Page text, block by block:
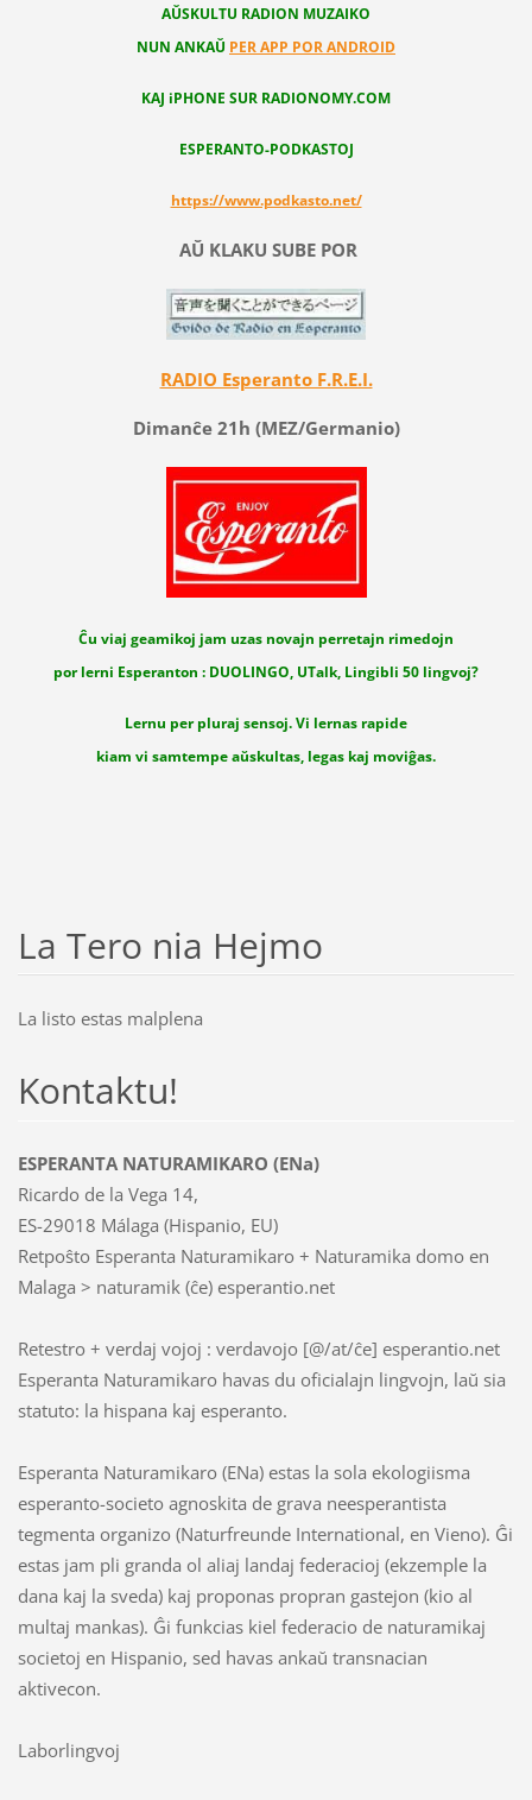
AŬSKULTU RADION MUZAIKO
NUN ANKAŬ PER APP POR ANDROID
KAJ iPHONE SUR RADIONOMY.COM
ESPERANTO-PODKASTOJ
https://www.podkasto.net/
AŬ KLAKU SUBE POR
RADIO Esperanto F.R.E.I.
Dimanĉe 21h (MEZ/Germanio)
Ĉu viaj geamikoj jam uzas novajn perretajn rimedojn
por lerni Esperanton : DUOLINGO, UTalk, Lingibli 50 lingvoj?
Lernu per pluraj sensoj. Vi lernas rapide
kiam vi samtempe aŭskultas, legas kaj moviĝas.
La Tero nia Hejmo
La listo estas malplena
Kontaktu!
ESPERANTA NATURAMIKARO (ENa)
Ricardo de la Vega 14,
ES-29018 Málaga (Hispanio, EU)
Retpoŝto Esperanta Naturamikaro + Naturamika domo en
Malaga > naturamik (ĉe) esperantio.net
Retestro + verdaj vojoj : verdavojo [@/at/ĉe] esperantio.net
Esperanta Naturamikaro havas du oficialajn lingvojn, laŭ sia
statuto: la hispana kaj esperanto.
Esperanta Naturamikaro (ENa) estas la sola ekologiisma
esperanto-societo agnoskita de grava neesperantista
tegmenta organizo (Naturfreunde International, en Vieno). Ĝi
estas jam pli granda ol aliaj landaj federacioj (ekzemple la
dana kaj la sveda) kaj proponas propran gastejon (kio al
multaj mankas). Ĝi funkcias kiel federacio de naturamikaj
societoj en Hispanio, sed havas ankaŭ transnacian
aktivecon.
Laborlingvoj